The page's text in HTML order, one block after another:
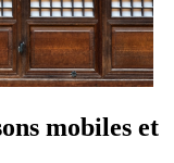
mobiles et